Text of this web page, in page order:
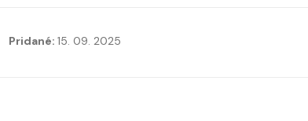
Pridané: 15. 09. 2025